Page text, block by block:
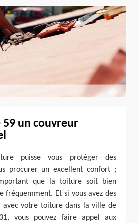
59 un couvreur
puisse vous protéger des
procurer un excellent confort ;
que la toiture soit bien
fréquemment. Et si vous avez des
avec votre toiture dans la ville de
vous pouvez faire appel aux